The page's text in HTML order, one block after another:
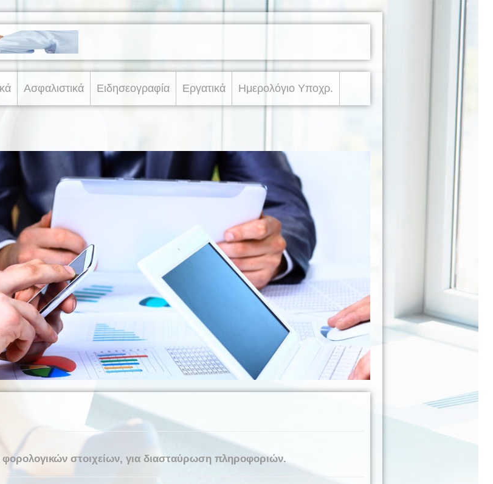
Ασφαλιστικά Ειδησεογραφία Εργατικά Ημερολόγιο Υποχρ.
στοιχείων, για διασταύρωση πληροφοριών.